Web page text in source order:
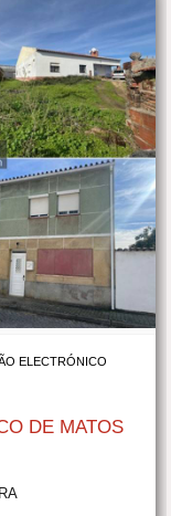
ELECTRÓNICO
DE MATOS